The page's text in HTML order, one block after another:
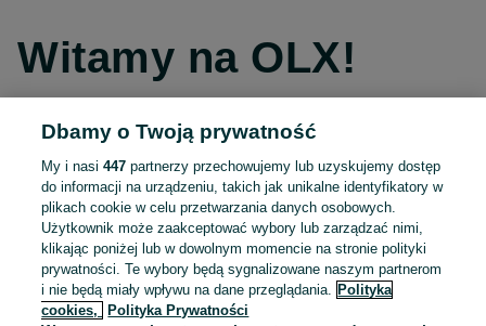
Witamy na OLX!
Kontynuuj przez Facebooka
Kontynuuj przez konto Apple
Kontynuuj przez konto Google
Dbamy o Twoją prywatność
My i nasi447 partnerzy przechowujemy lub uzyskujemy dostęp
do informacji na urządzeniu, takich jak unikalne identyfikatory w
plikach cookie w celu przetwarzania danych osobowych.
Użytkownik może zaakceptować wybory lub zarządzać nimi,
klikając poniżej lub w dowolnym momencie na stronie polityki
prywatności. Te wybory będą sygnalizowane naszym partnerom
i nie będą miały wpływu na dane przeglądania.
Polityka
cookies,
Polityka Prywatności